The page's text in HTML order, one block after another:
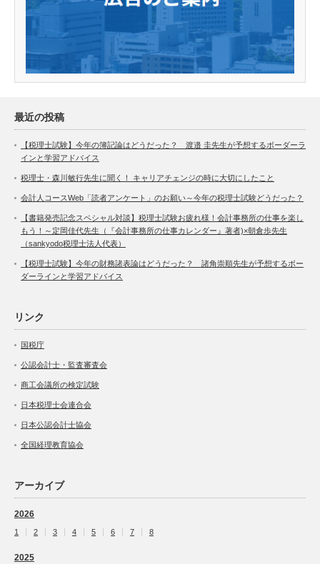
最近の投稿
【税理士試験】今年の簿記論はどうだった？ 渡邉 圭先生が予想するボーダーラ
インと学習アドバイス
税理士・森川敏行先生に聞く！ キャリアチェンジの時に大切にしたこと
会計人コースWeb「読者アンケート」のお願い～今年の税理士試験どうだった？
【書籍発売記念スペシャル対談】税理士試験お疲れ様！会計事務所の仕事を楽し
もう！～定岡佳代先生（『会計事務所の仕事カレンダー』著者)×朝倉歩先生
（sankyodo税理士法人代表）
【税理士試験】今年の財務諸表論はどうだった？ 諸角崇順先生が予想するボー
ダーラインと学習アドバイス
リンク
国税庁
公認会計士・監査審査会
商工会議所の検定試験
日本税理士会連合会
日本公認会計士協会
全国経理教育協会
アーカイブ
2026
1 2 3 4 5 6 7 8
2025